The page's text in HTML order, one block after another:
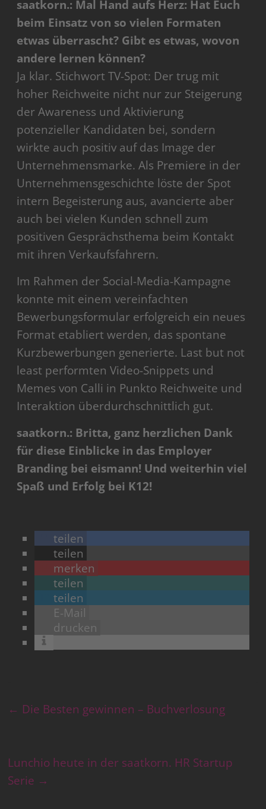
saatkorn.: Mal Hand aufs Herz: Hat Euch
beim Einsatz von so vielen Formaten
etwas überrascht? Gibt es etwas, wovon
andere lernen können?
Ja klar. Stichwort TV-Spot: Der trug mit
hoher Reichweite nicht nur zur Steigerung
der Awareness und Aktivierung
potenzieller Kandidaten bei, sondern
wirkte auch positiv auf das Image der
Unternehmensmarke. Als Premiere in der
Unternehmensgeschichte löste der Spot
intern Begeisterung aus, avancierte aber
auch bei vielen Kunden schnell zum
positiven Gesprächsthema beim Kontakt
mit ihren Verkaufsfahrern.
Im Rahmen der Social-Media-Kampagne
konnte mit einem vereinfachten
Bewerbungsformular erfolgreich ein neues
Format etabliert werden, das spontane
Kurzbewerbungen generierte. Last but not
least performten Video-Snippets und
Memes von Calli in Punkto Reichweite und
Interaktion überdurchschnittlich gut.
saatkorn.: Britta, ganz herzlichen Dank
für diese Einblicke in das Employer
Branding bei eismann! Und weiterhin viel
Spaß und Erfolg bei K12!
teilen
teilen
merken
teilen
teilen
E-Mail
drucken
← Die Besten gewinnen – Buchverlosung
Lunchio heute in der saatkorn. HR Startup
Serie →